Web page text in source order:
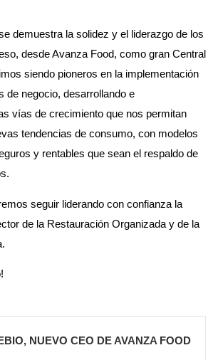
NUEVO CEO DE AVANZA FOOD
demuestra la solidez y el liderazgo de los
desde Avanza Food, como gran Central
siendo pioneros en la implementación
de negocio, desarrollando e
vías de crecimiento que nos permitan
tendencias de consumo, con modelos
y rentables que sean el respaldo de
seguir liderando con confianza la
de la Restauración Organizada y de la